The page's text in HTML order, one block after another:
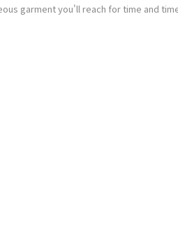
garment you'll reach for time and